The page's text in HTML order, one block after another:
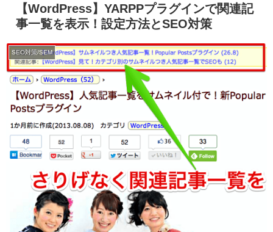
【WordPress】YARPPプラグインで関連記
事一覧を表示！設定方法とSEO対策
SEO対策/SEM